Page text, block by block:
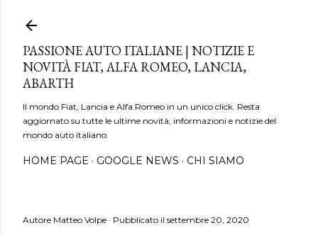
PASSIONE AUTO ITALIANE | NOTIZIE E
NOVITÀ FIAT, ALFA ROMEO, LANCIA,
ABARTH
Il mondo Fiat, Lancia e Alfa Romeo in un unico click. Resta
aggiornato su tutte le ultime novità, informazioni e notizie del
mondo auto italiano.
HOME PAGE GOOGLE NEWS CHI SIAMO
Autore Matteo Volpe Pubblicato il settembre 20, 2020